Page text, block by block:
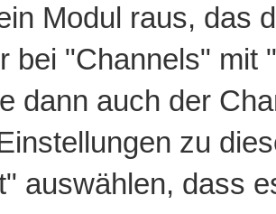
Modul raus, das
bei "Channels" mit
dann auch der
zu
auswählen, dass